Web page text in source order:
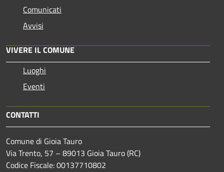
Comunicati
Avvisi
VIVERE IL COMUNE
Luoghi
Eventi
CONTATTI
Comune di Gioia Tauro
Via Trento, 57 – 89013 Gioia Tauro (RC)
Codice Fiscale: 00137710802